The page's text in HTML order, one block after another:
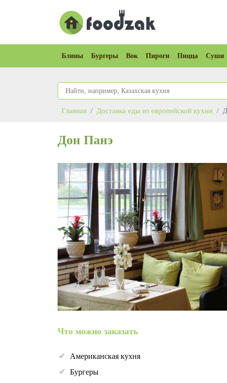
Блины Бургеры Вок Пироги Пицца Суши
Главная Доставка еды из европейской кухни
Дон Панэ
Что можно заказать
Американская кухня
Бургеры